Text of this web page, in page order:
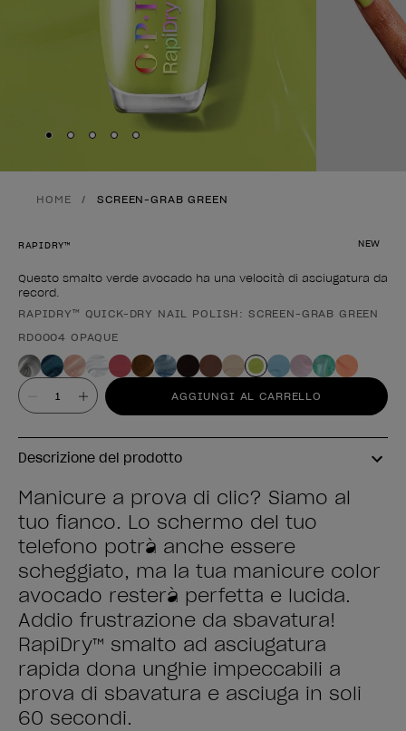
Skip to slide
Skip to slide
Skip to slide
Skip to slide
Skip to slide
HOME SCREEN-GRAB GREEN
NEW
RAPIDRY™
Questo smalto verde avocado ha una velocità di asciugatura da
record.
Forma del prodotto
RAPIDRY™ QUICK-DRY NAIL POLISH: SCREEN-GRAB GREEN
RD0004 OPAQUE
Valore AGGIUNGI AL CARRELLO
Descrizione del prodotto
Manicure a prova di clic? Siamo al
tuo fianco. Lo schermo del tuo
telefono potrà anche essere
scheggiato, ma la tua manicure color
avocado resterà perfetta e lucida.
Addio frustrazione da sbavatura!
RapiDry™ smalto ad asciugatura
rapida dona unghie impeccabili a
prova di sbavatura e asciuga in soli
60 secondi.